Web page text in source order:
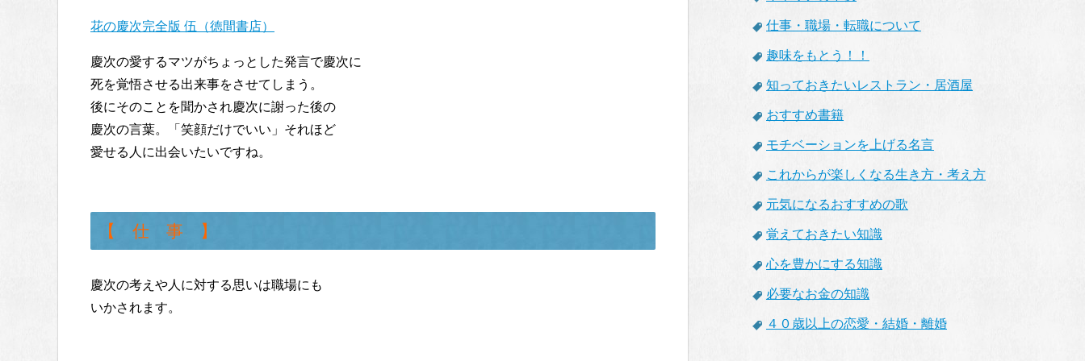
花の慶次完全版 伍（徳間書店）
慶次の愛するマツがちょっとした発言で慶次に
死を覚悟させる出来事をさせてしまう。
後にそのことを聞かされ慶次に謝った後の
慶次の言葉。「笑顔だけでいい」それほど
愛せる人に出会いたいですね。
【 仕 事 】
慶次の考えや人に対する思いは職場にも
いかされます。
仕事・職場・転職について
趣味をもとう！！
知っておきたいレストラン・居酒屋
おすすめ書籍
モチベーションを上げる名言
これからが楽しくなる生き方・考え方
元気になるおすすめの歌
覚えておきたい知識
心を豊かにする知識
必要なお金の知識
４０歳以上の恋愛・結婚・離婚